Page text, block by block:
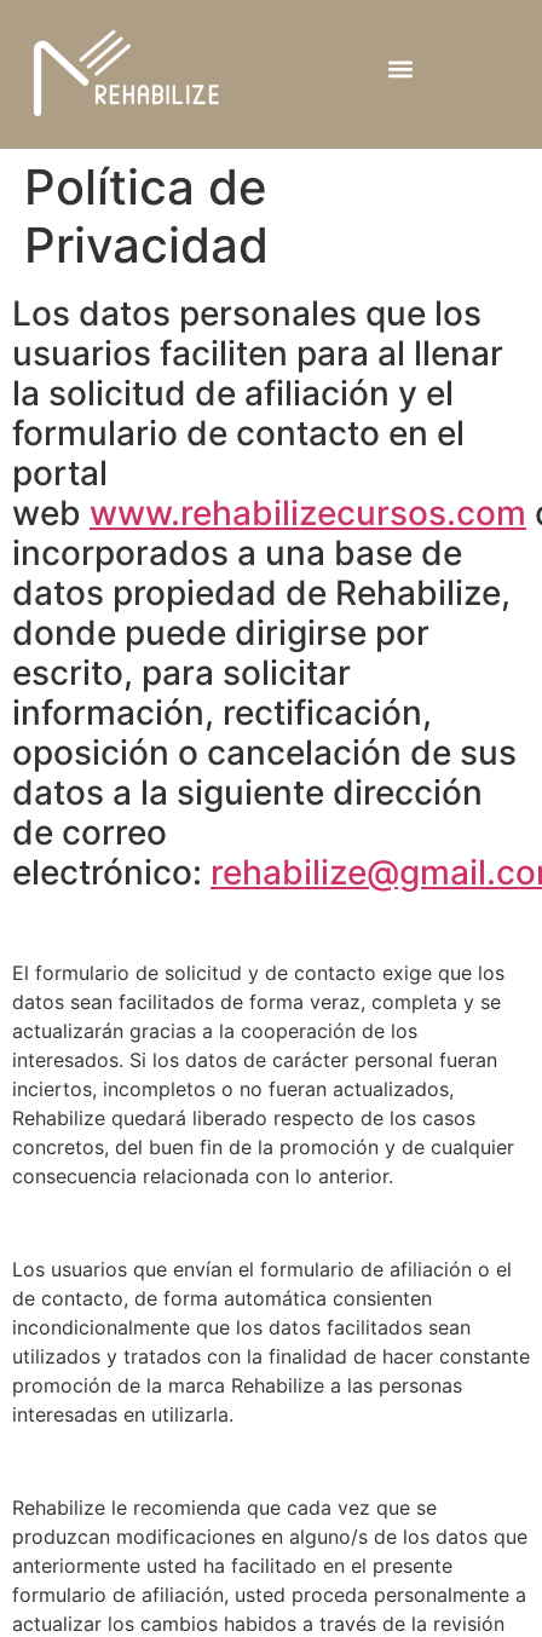
Política de
Privacidad
Los datos personales que los
usuarios faciliten para al llenar
la solicitud de afiliación y el
formulario de contacto en el
portal
web www.rehabilizecursos.com
incorporados a una base de
datos propiedad de Rehabilize,
donde puede dirigirse por
escrito, para solicitar
información, rectificación,
oposición o cancelación de sus
datos a la siguiente dirección
de correo
electrónico:
El formulario de solicitud y de contacto exige que los
datos sean facilitados de forma veraz, completa y se
actualizarán gracias a la cooperación de los
interesados. Si los datos de carácter personal fueran
inciertos, incompletos o no fueran actualizados,
Rehabilize quedará liberado respecto de los casos
concretos, del buen fin de la promoción y de cualquier
consecuencia relacionada con lo anterior.
Los usuarios que envían el formulario de afiliación o el
de contacto, de forma automática consienten
incondicionalmente que los datos facilitados sean
utilizados y tratados con la finalidad de hacer constante
promoción de la marca Rehabilize a las personas
interesadas en utilizarla.
Rehabilize le recomienda que cada vez que se
produzcan modificaciones en alguno/s de los datos que
anteriormente usted ha facilitado en el presente
formulario de afiliación, usted proceda personalmente a
actualizar los cambios habidos a través de la revisión